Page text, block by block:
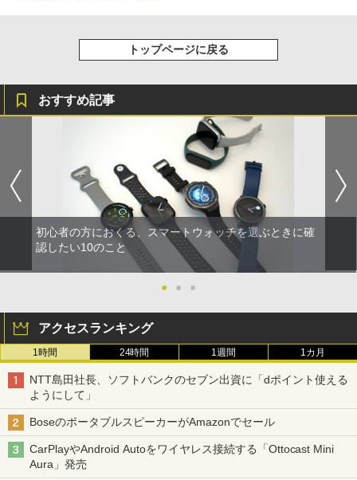
トップページに戻る
おすすめ記事
初心者の方におくる、スマートウォッチを選ぶときに確
認したい10のこと
● ● ●
アクセスランキング
1時間 24時間 1週間 1カ月
NTT島田社長、ソフトバンクのセブン出資に「dポイント使える
ようにして」
BoseのポータブルスピーカーがAmazonでセール
CarPlayやAndroid Autoをワイヤレス接続する「Ottocast Mini
Aura」発売